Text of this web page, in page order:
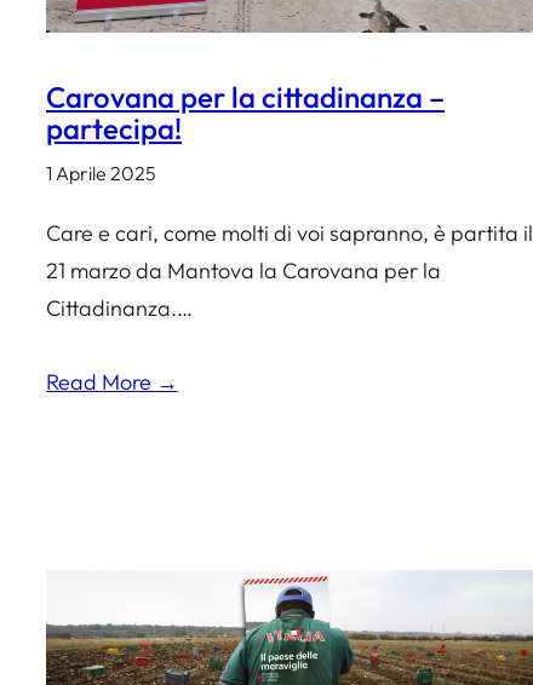
Carovana per la cittadinanza –
partecipa!
1 Aprile 2025
Care e cari, come molti di voi sapranno, è partita il
21 marzo da Mantova la Carovana per la
Cittadinanza.…
Read More →